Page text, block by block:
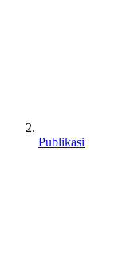
Publikasi